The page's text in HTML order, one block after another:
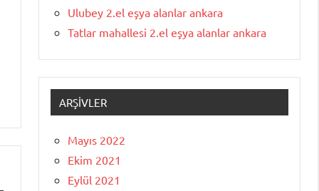
Ulubey 2.el eşya alanlar ankara
Tatlar mahallesi 2.el eşya alanlar ankara
ARŞIVLER
Mayıs 2022
Ekim 2021
Eylül 2021